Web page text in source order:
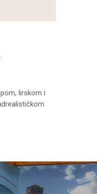
lirskom i